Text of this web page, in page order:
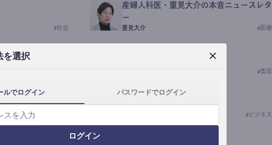
を選択
ルでログイン パスワードでログイン
ログイン
#社会
産婦人科医・重見大介の本音ニュースレタ
ー
重見大介 # 医療
なつなつ（化粧品・皮膚科学の研究者）
#美容
ｺｯｶﾗSaaS
# ビジネス